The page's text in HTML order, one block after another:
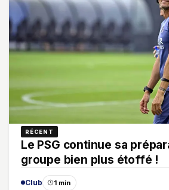
RÉCENT
Le PSG continue sa
groupe bien plus étoffé !
Club 1 min